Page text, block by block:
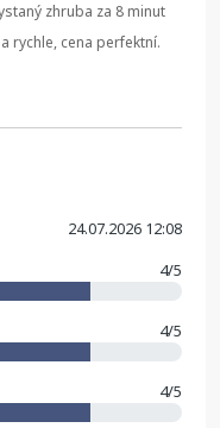
zhruba za 8 minut
rychle, cena perfektní.
24.07.2026 12:08
4/5
4/5
4/5